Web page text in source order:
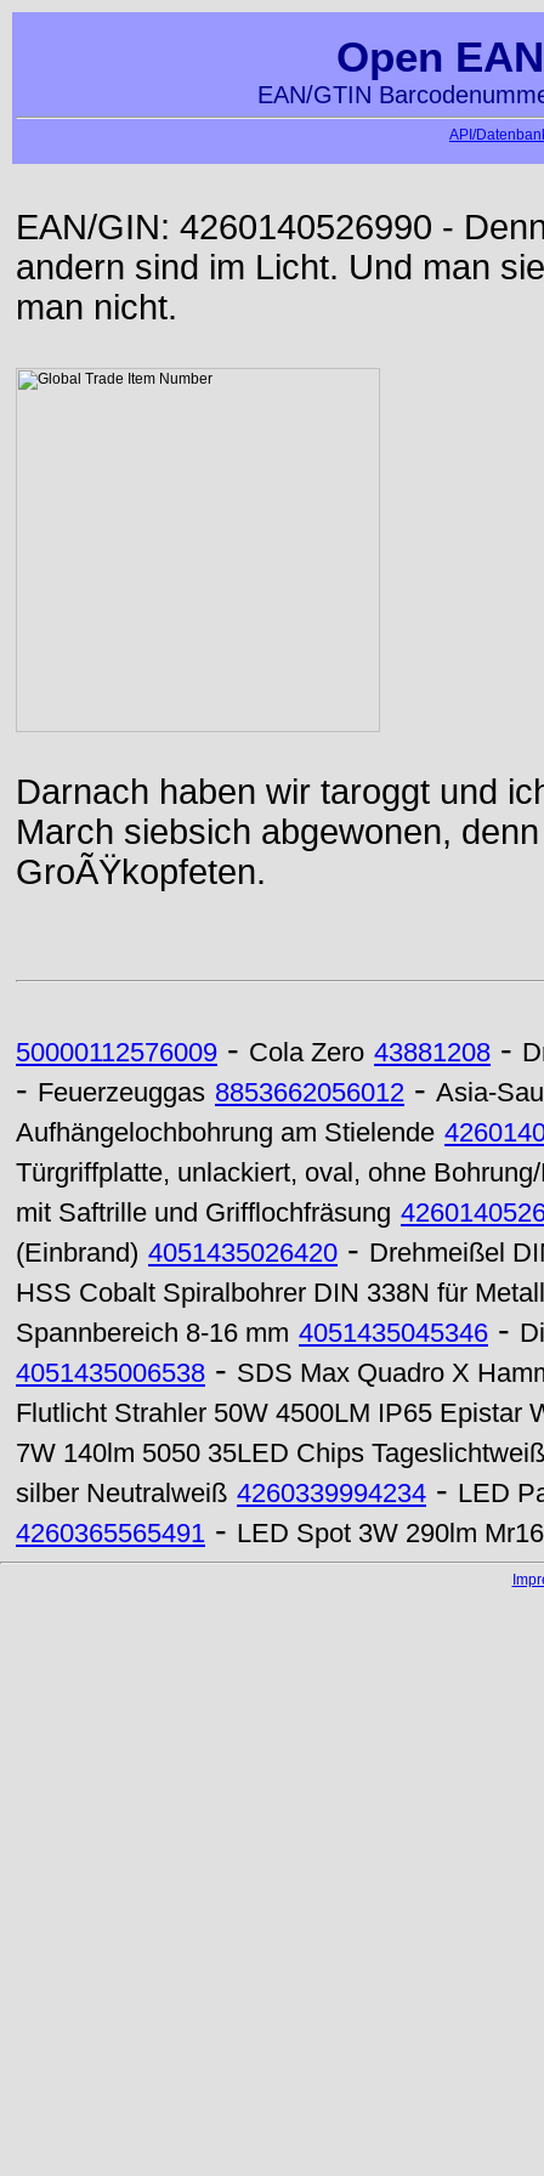
Open
EAN/GTIN
API/
EAN/GIN: 4260140526990 -
andern sind im Licht. Und man
man nicht.
Darnach haben wir taroggt und
March siebsich abgewonen,
GroÃŸkopfeten.
50000112576009 - Cola Zero 43881208 -
- Feuerzeuggas 8853662056012 - Asia-
Aufhängelochbohrung am Stielende
Türgriffplatte, unlackiert, oval, ohne
mit Saftrille und Grifflochfräsung
(Einbrand) 4051435026420 - Drehmeißel
HSS Cobalt Spiralbohrer DIN 338N für
Spannbereich 8-16 mm 4051435045346 -
4051435006538 - SDS Max Quadro X
Flutlicht Strahler 50W 4500LM IP65 Epistar
7W 140lm 5050 35LED Chips Tageslichtweiß
silber Neutralweiß 4260339994234 - LED
4260365565491 - LED Spot 3W 290lm